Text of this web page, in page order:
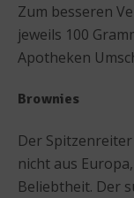
Zum besseren
jeweils 100
Apotheken
Brownies
Der
nicht aus
Beliebtheit. Der